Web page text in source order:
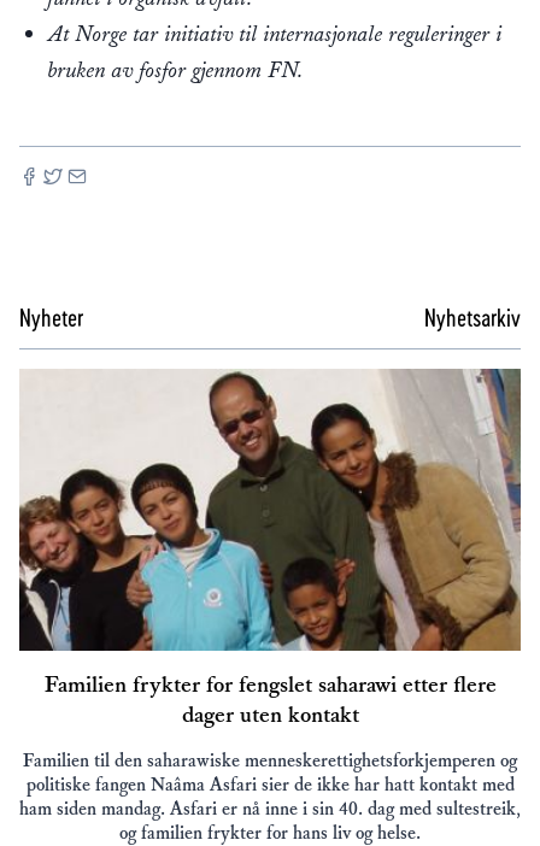
At Norge tar initiativ til internasjonale reguleringer i
bruken av fosfor gjennom FN.
Nyheter Nyhetsarkiv
Familien frykter for fengslet saharawi etter flere
dager uten kontakt
Familien til den saharawiske menneskerettighetsforkjemperen og
politiske fangen Naâma Asfari sier de ikke har hatt kontakt med
ham siden mandag. Asfari er nå inne i sin 40. dag med sultestreik,
og familien frykter for hans liv og helse.